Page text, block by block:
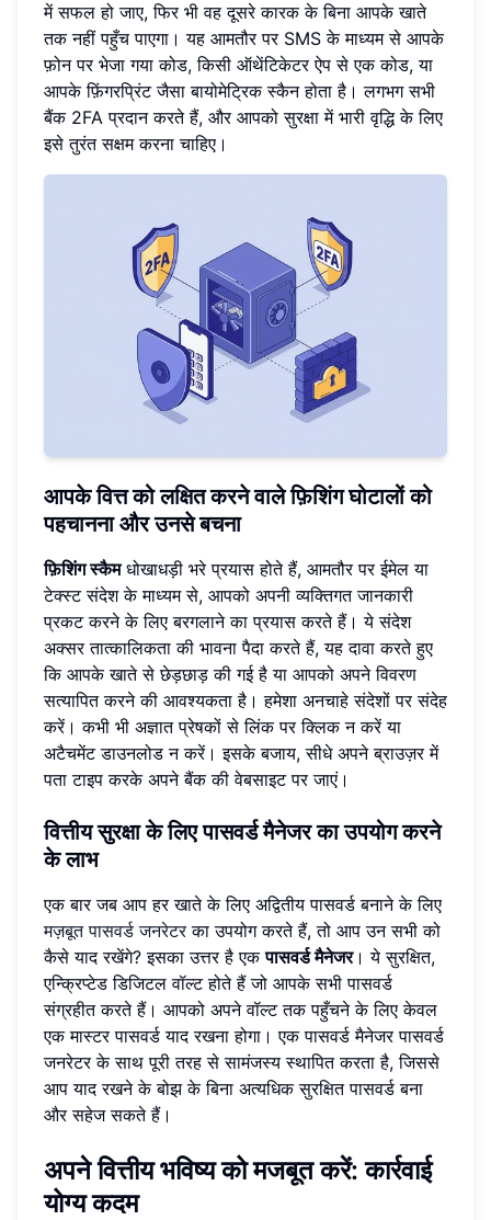
में सफल हो जाए, फिर भी वह दूसरे कारक के बिना आपके खाते
तक नहीं पहुँच पाएगा। यह आमतौर पर SMS के माध्यम से आपके
फ़ोन पर भेजा गया कोड, किसी ऑथेंटिकेटर ऐप से एक कोड, या
आपके फ़िंगरप्रिंट जैसा बायोमेट्रिक स्कैन होता है। लगभग सभी
बैंक 2FA प्रदान करते हैं, और आपको सुरक्षा में भारी वृद्धि के लिए
इसे तुरंत सक्षम करना चाहिए।
आपके वित्त को लक्षित करने वाले फ़िशिंग घोटालों को
पहचानना और उनसे बचना
फ़िशिंग स्कैमधोखाधड़ी भरे प्रयास होते हैं, आमतौर पर ईमेल या
टेक्स्ट संदेश के माध्यम से, आपको अपनी व्यक्तिगत जानकारी
प्रकट करने के लिए बरगलाने का प्रयास करते हैं। ये संदेश
अक्सर तात्कालिकता की भावना पैदा करते हैं, यह दावा करते हुए
कि आपके खाते से छेड़छाड़ की गई है या आपको अपने विवरण
सत्यापित करने की आवश्यकता है। हमेशा अनचाहे संदेशों पर संदेह
करें। कभी भी अज्ञात प्रेषकों से लिंक पर क्लिक न करें या
अटैचमेंट डाउनलोड न करें। इसके बजाय, सीधे अपने ब्राउज़र में
पता टाइप करके अपने बैंक की वेबसाइट पर जाएं।
वित्तीय सुरक्षा के लिए पासवर्ड मैनेजर का उपयोग करने
के लाभ
एक बार जब आप हर खाते के लिए अद्वितीय पासवर्ड बनाने के लिए
मज़बूत पासवर्ड जनरेटरका उपयोग करते हैं, तो आप उन सभी को
कैसे याद रखेंगे? इसका उत्तर है एकपासवर्ड मैनेजर। ये सुरक्षित,
एन्क्रिप्टेड डिजिटल वॉल्ट होते हैं जो आपके सभी पासवर्ड
संग्रहीत करते हैं। आपको अपने वॉल्ट तक पहुँचने के लिए केवल
एक मास्टर पासवर्ड याद रखना होगा। एक पासवर्ड मैनेजर पासवर्ड
जनरेटर के साथ पूरी तरह से सामंजस्य स्थापित करता है, जिससे
आप याद रखने के बोझ के बिना अत्यधिक सुरक्षित पासवर्ड बना
और सहेज सकते हैं।
अपने वित्तीय भविष्य को मजबूत करें: कार्रवाई
योग्य कदम